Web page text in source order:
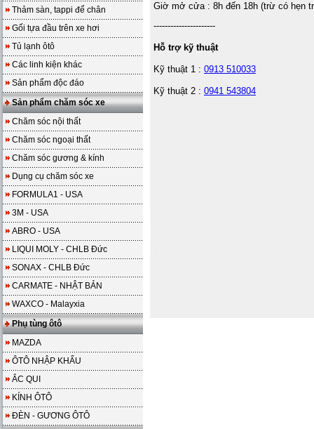
Thảm sàn, tappi để chân
Gối tựa đầu trên xe hơi
Tủ lạnh ôtô
Các linh kiện khác
Sản phẩm độc đáo
Sản phẩm chăm sóc xe
Chăm sóc nội thất
Chăm sóc ngoại thất
Chăm sóc gương & kính
Dụng cụ chăm sóc xe
FORMULA1 - USA
3M - USA
ABRO - USA
LIQUI MOLY - CHLB Đức
SONAX - CHLB Đức
CARMATE - NHẬT BẢN
WAXCO - Malayxia
Phụ tùng ôtô
MAZDA
ÔTÔ NHẬP KHẨU
ẮC QUI
KÍNH ÔTÔ
ĐÈN - GƯƠNG ÔTÔ
Giờ mở cửa : 8h đến 18h (trừ có hẹn
----------------------
Hỗ trợ kỹ thuật
Kỹ thuật 1 : 0913 510033
Kỹ thuật 2 : 0941 543804